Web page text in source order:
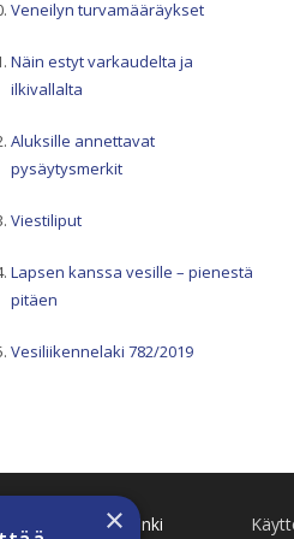
Veneilyn turvamääräykset
Näin estyt varkaudelta ja
ilkivallalta
Aluksille annettavat
pysäytysmerkit
Viestiliput
Lapsen kanssa vesille – pienestä
pitäen
Vesiliikennelaki 782/2019
A 47 00500 Helsinki
×